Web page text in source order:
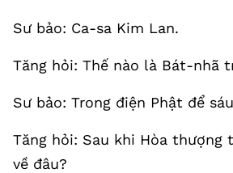
Sư bảo: Ca-sa Kim Lan.
Tăng hỏi: Thế nào là Bát-nhã
Sư bảo: Trong điện Phật để
Tăng hỏi: Sau khi Hòa thượng
về đâu?